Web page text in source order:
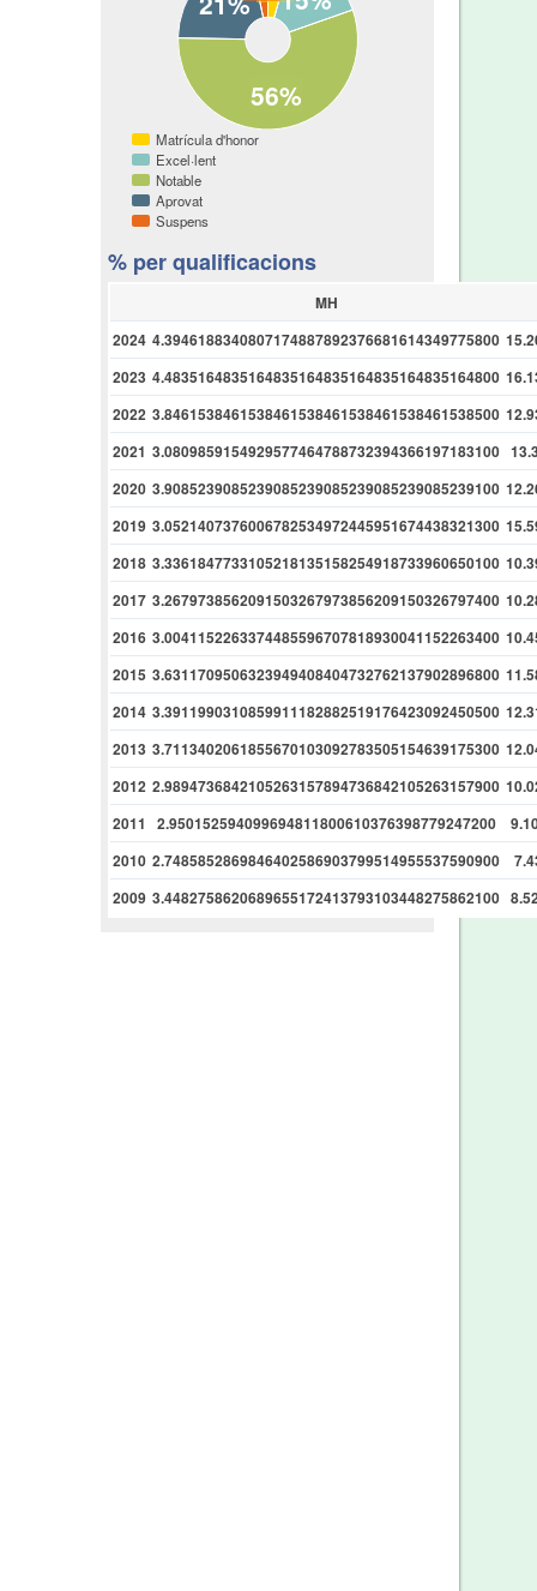
56%
Matrícula d'honor
Excel·lent
Notable
Aprovat
Suspens
% per qualificacions
MH
2024 4.3946188340807174887892376681614349775800
2023 4.4835164835164835164835164835164835164800
2022 3.8461538461538461538461538461538461538500
2021 3.0809859154929577464788732394366197183100
2020 3.9085239085239085239085239085239085239100
2019 3.0521407376006782534972445951674438321300
2018 3.3361847733105218135158254918733960650100
2017 3.2679738562091503267973856209150326797400
2016 3.0041152263374485596707818930041152263400
2015 3.6311709506323949408404732762137902896800
2014 3.3911990310859911182882519176423092450500
2013 3.7113402061855670103092783505154639175300
2012 2.9894736842105263157894736842105263157900
2011
2.950152594099694811800610376398779247200
2010 2.7485852869846402586903799514955537590900
2009 3.4482758620689655172413793103448275862100